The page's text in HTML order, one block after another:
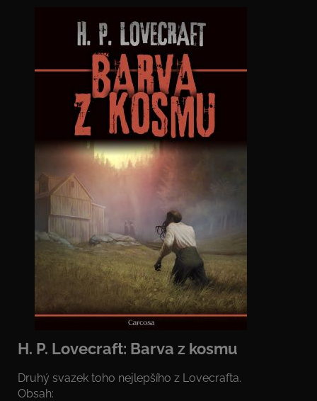
H. P. Lovecraft: Barva z kosmu
Druhý svazek toho nejlepšího z Lovecrafta.
Obsah: